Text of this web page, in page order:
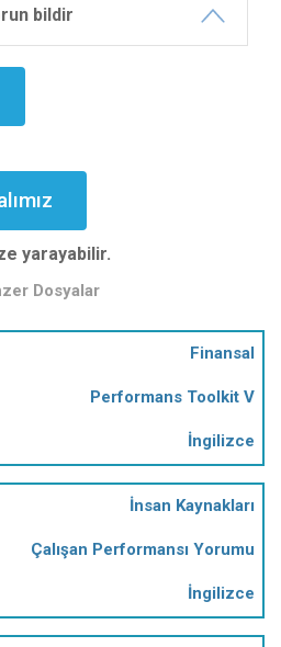
bildir
yarayabilir.
Dosyalar
Finansal
Performans Toolkit V
İngilizce
İnsan Kaynakları
Çalışan Performansı Yorumu
İngilizce